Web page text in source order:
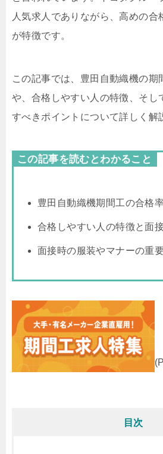
人気求人でありながら、高めの合
が特徴です。
この記事では、豊田自動織機の期
や、合格しやすい人の特徴、そし
すべきポイントについて詳しく解
この記事を読むとわかること
豊田自動織機期間工の合格
合格しやすい人の特徴と面
面接時の服装やマナーの重
目次